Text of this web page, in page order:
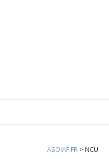
ASOIAF.FR > NCU